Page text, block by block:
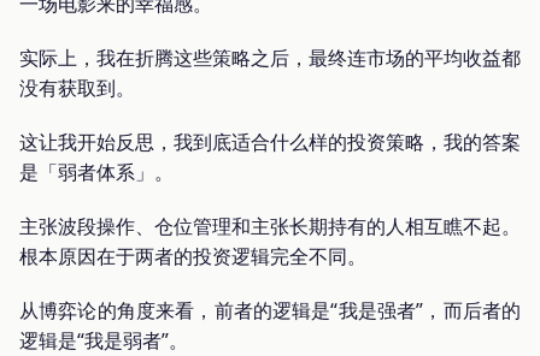
实际上，我在折腾这些策略之后，最终连市场的平均收益都
没有获取到。
这让我开始反思，我到底适合什么样的投资策略，我的答案
是「弱者体系」。
主张波段操作、仓位管理和主张长期持有的人相互瞧不起。
根本原因在于两者的投资逻辑完全不同。
从博弈论的角度来看，前者的逻辑是“我是强者”，而后者的
逻辑是“我是弱者”。